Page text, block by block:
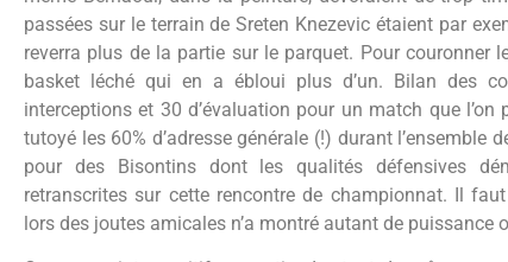
passées sur le terrain de Sreten Knezevic étaient par
reverra plus de la partie sur le parquet. Pour couronner
basket léché qui en a ébloui plus d’un. Bilan des
interceptions et 30 d’évaluation pour un match que
tutoyé les 60% d’adresse générale (!) durant
pour des Bisontins dont les qualités défensives
retranscrites sur cette rencontre de championnat. Il
lors des joutes amicales n’a montré autant de puissance